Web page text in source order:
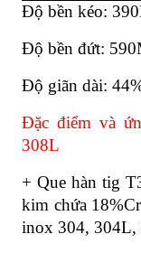
Độ bền kéo:
Độ bền đứt:
Độ giãn dài:
Đặc điểm và
308L
+ Que hàn tig
kim chứa
inox 304, 304L,